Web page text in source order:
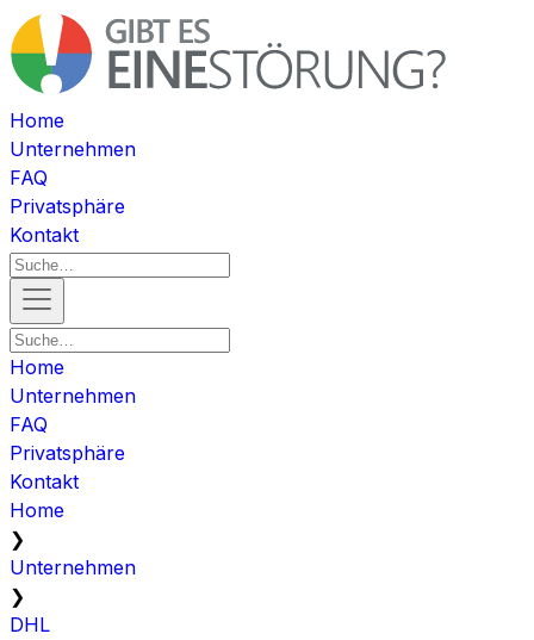
Home
Unternehmen
FAQ
Privatsphäre
Kontakt
Home
Unternehmen
FAQ
Privatsphäre
Kontakt
Home
❯
Unternehmen
❯
DHL